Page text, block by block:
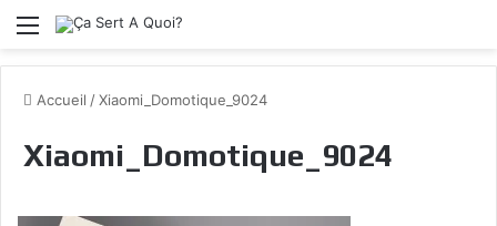
Menu
Accueil /Xiaomi_Domotique_9024
Xiaomi_Domotique_9024